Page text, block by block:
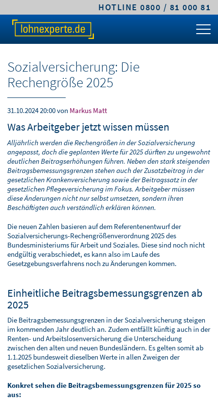
HOTLINE 0800 / 81 000 81
Sozialversicherung: Die
Rechengröße 2025
31.10.2024 20:00von Markus Matt
Was Arbeitgeber jetzt wissen müssen
Alljährlich werden die Rechengrößen in der Sozialversicherung
angepasst, doch die geplanten Werte für 2025 dürften zu ungewohnt
deutlichen Beitragserhöhungen führen. Neben den stark steigenden
Beitragsbemessungsgrenzen stehen auch der Zusatzbeitrag in der
gesetzlichen Krankenversicherung sowie der Beitragssatz in der
gesetzlichen Pflegeversicherung im Fokus. Arbeitgeber müssen
diese Änderungen nicht nur selbst umsetzen, sondern ihren
Beschäftigten auch verständlich erklären können.
Die neuen Zahlen basieren auf dem Referentenentwurf der
Sozialversicherungs-Rechengrößenverordnung 2025 des
Bundesministeriums für Arbeit und Soziales. Diese sind noch nicht
endgültig verabschiedet, es kann also im Laufe des
Gesetzgebungsverfahrens noch zu Änderungen kommen.
Einheitliche Beitragsbemessungsgrenzen ab
2025
Die Beitragsbemessungsgrenzen in der Sozialversicherung steigen
im kommenden Jahr deutlich an. Zudem entfällt künftig auch in der
Renten- und Arbeitslosenversicherung die Unterscheidung
zwischen den alten und neuen Bundesländern. Es gelten somit ab
1.1.2025 bundesweit dieselben Werte in allen Zweigen der
gesetzlichen Sozialversicherung.
Konkret sehen die Beitragsbemessungsgrenzen für 2025 so
aus:
TARIFE & LÖSUNGEN
PREIS-RECHNER
TARIFVERGLEICH
KLEINE UND MITTLERE UNTERNEHMEN
GROSSUNTERNEHMEN
ÖFFENTLICHER DIENST / VERWALTUNG
STEUERBERATER & KANZLEIEN
BAULOHNABRECHNUNG FÜR
SOFTWARELÖSUNGEN
KLEINE UND MITTLERE UNTERNEHMEN
CLASSIC.LOHN
COMFORT.LOHN
COMFORT.BAULOHN
MITTELSTANDS- UND GROSSUNTERNEHMEN
PREMIUM.LOHN
PREMIUM.SYSTEM
FACHWISSEN
GEHALTSRECHNER
ARBEITGEBERKOSTEN
PFÄNDUNGSRECHNER
FRISTENRECHNER
PKW-SACHBEZUG
ONLINEKURS
ÜBER LOHNEXPERTE
LEISTUNGEN
ABLAUF & VORTEILE
SICHERHEIT & VERTRAUEN
WARUM LOHNEXPERTE.DE?
AGB & TARIFE
JOBS